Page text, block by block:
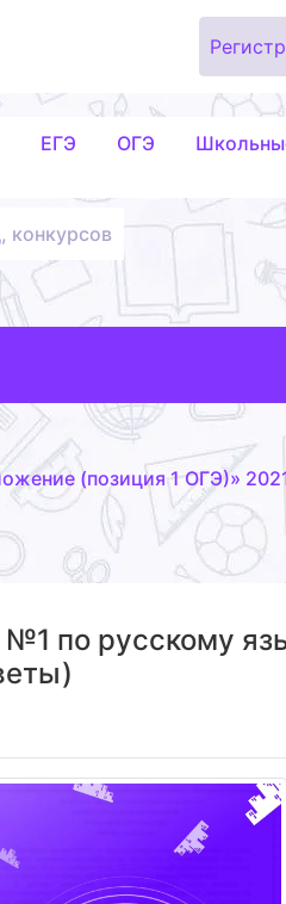
ЕГЭ ОГЭ
конкурсов
(позиция 1 ОГЭ)»
№1 по русскому